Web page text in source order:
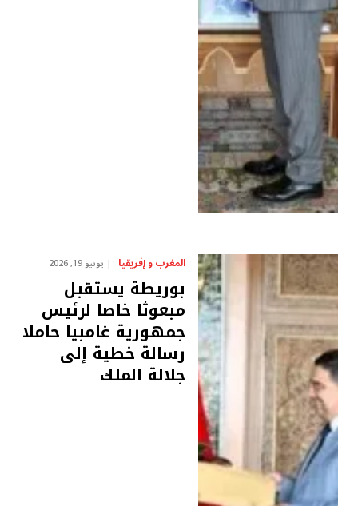
المغرب و إفريقيا يونيو 19, 2026
بوريطة يستقبل
مبعوثا خاصا لرئيس
جمهورية غامبيا حاملا
رسالة خطية إلى
جلالة الملك